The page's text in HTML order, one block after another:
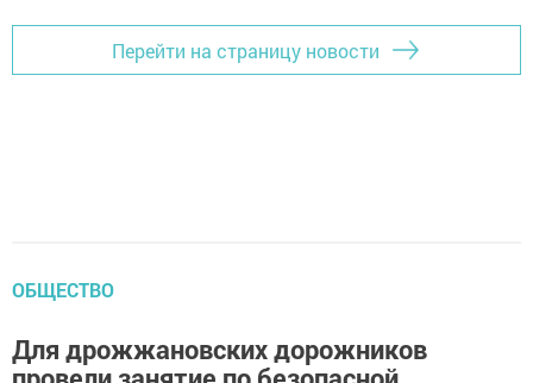
Перейти на страницу новости
ОБЩЕСТВО
Для дрожжановских дорожников